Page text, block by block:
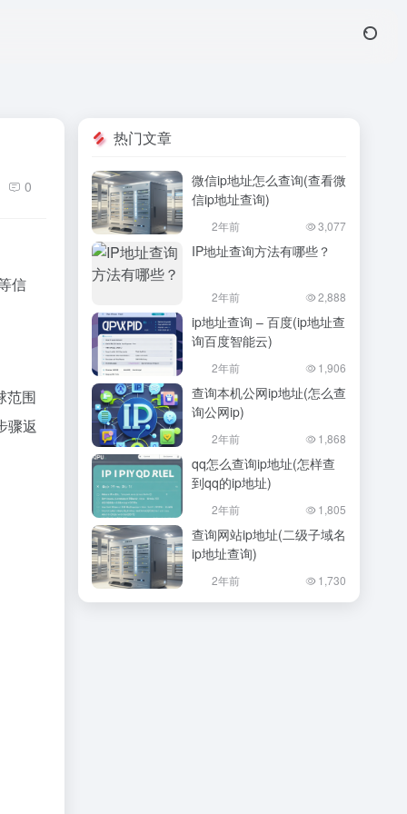
0
信
范围
骤返
热门文章
微信ip地址怎么查询(查看微
信ip地址查询)
2年前 3,077
IP地址查询方法有哪些？
2年前 2,888
ip地址查询 – 百度(ip地址查
询百度智能云)
2年前 1,906
查询本机公网ip地址(怎么查
询公网ip)
2年前 1,868
qq怎么查询ip地址(怎样查
到qq的ip地址)
2年前 1,805
查询网站ip地址(二级子域名
ip地址查询)
2年前 1,730